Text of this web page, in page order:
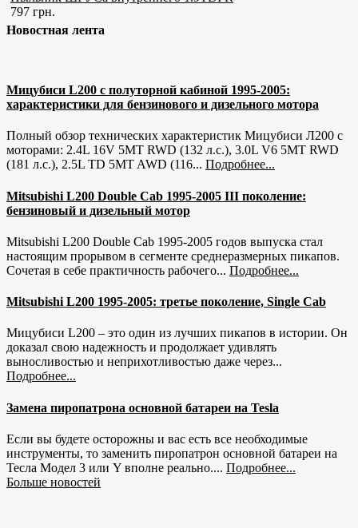
797 грн.
Новостная лента
Мицубиси L200 с полуторной кабиной 1995-2005:
характеристики для бензинового и дизельного мотора
Полный обзор технических характеристик Мицубиси Л200 с
моторами: 2.4L 16V 5MT RWD (132 л.с.), 3.0L V6 5MT RWD
(181 л.с.), 2.5L TD 5MT AWD (116... Подробнее...
Mitsubishi L200 Double Cab 1995-2005 III поколение:
бензиновый и дизельный мотор
Mitsubishi L200 Double Cab 1995-2005 годов выпуска стал
настоящим прорывом в сегменте среднеразмерных пикапов.
Сочетая в себе практичность рабочего... Подробнее...
Mitsubishi L200 1995-2005: третье поколение, Single Cab
Мицубиси L200 – это один из лучших пикапов в истории. Он
доказал свою надежность и продолжает удивлять
выносливостью и неприхотливостью даже через...
Подробнее...
Замена пиропатрона основной батареи на Tesla
Если вы будете осторожны и вас есть все необходимые
инструменты, то заменить пиропатрон основной батареи на
Тесла Модел 3 или Y вполне реально.... Подробнее...
Больше новостей